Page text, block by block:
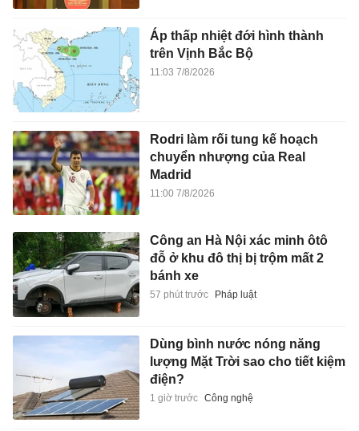
Áp thấp nhiệt đới hình thành
trên Vịnh Bắc Bộ
11:03 7/8/2026
Rodri làm rối tung kế hoạch
chuyển nhượng của Real
Madrid
11:00 7/8/2026
Công an Hà Nội xác minh ôtô
đỗ ở khu đô thị bị trộm mất 2
bánh xe
57 phút trước Pháp luật
Dùng bình nước nóng năng
lượng Mặt Trời sao cho tiết kiệm
điện?
1 giờ trước Công nghệ